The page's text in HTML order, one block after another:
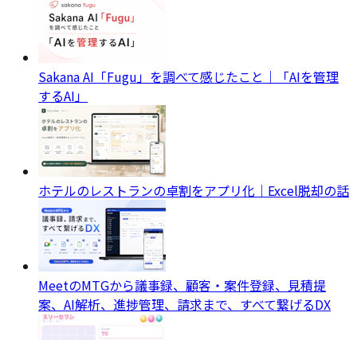
Sakana AI「Fugu」を調べて感じたこと｜「AIを管理
するAI」
ホテルのレストランの卓割をアプリ化｜Excel脱却の話
MeetのMTGから議事録、顧客・案件登録、見積提
案、AI解析、進捗管理、請求まで、すべて繋げるDX